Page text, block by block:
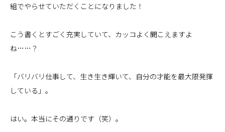
組でやらせていただくことになりました！
こう書くとすごく充実していて、カッコよく聞こえますよ
ね……？
「バリバリ仕事して、生き生き輝いて、自分の才能を最大限発揮
している」。
はい。本当にその通りです（笑）。